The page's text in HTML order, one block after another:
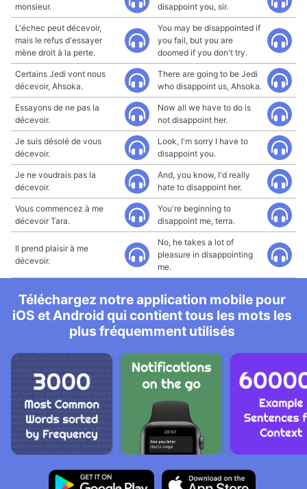
monsieur.
disappoint you, sir.
L'échec peut décevoir,
mais le refus d'essayer
mène droit à la perte.
You may be disappointed if
you fail, but you are
doomed if you don't try.
Certains Jedi vont nous
décevoir, Ahsoka.
There are going to be Jedi
who disappoint us, Ahsoka.
Essayons de ne pas la
décevoir.
Now all we have to do is
not disappoint her.
Je suis désolé de vous
décevoir.
Look, I'm sorry I have to
disappoint you.
Je ne voudrais pas la
décevoir.
And, you know, I'd really
hate to disappoint her.
Vous commencez à me
décevoir Tara.
You're beginning to
disappoint me, terra.
Il prend plaisir à me
décevoir.
No, he takes a lot of
pleasure in disappointing
me.
Téléchargez notre application mobile pour
iOS et Android qui contient tous les mots les
plus fréquemment utilisés